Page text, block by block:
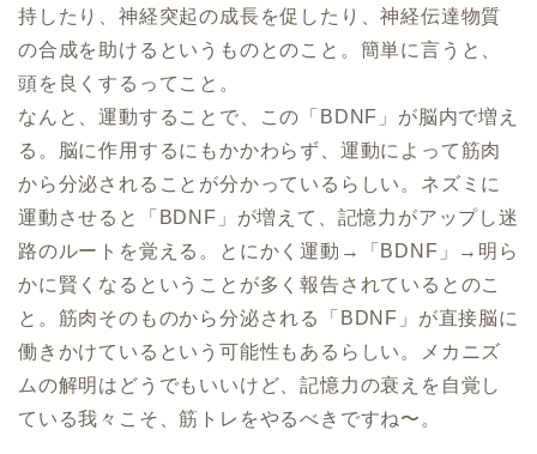
持したり、神経突起の成長を促したり、神経伝達物質
の合成を助けるというものとのこと。簡単に言うと、
頭を良くするってこと。
なんと、運動することで、この「BDNF」が脳内で増え
る。脳に作用するにもかかわらず、運動によって筋肉
から分泌されることが分かっているらしい。ネズミに
運動させると「BDNF」が増えて、記憶力がアップし迷
路のルートを覚える。とにかく運動→「BDNF」→明ら
かに賢くなるということが多く報告されているとのこ
と。筋肉そのものから分泌される「BDNF」が直接脳に
働きかけているという可能性もあるらしい。メカニズ
ムの解明はどうでもいいけど、記憶力の衰えを自覚し
ている我々こそ、筋トレをやるべきですね〜。